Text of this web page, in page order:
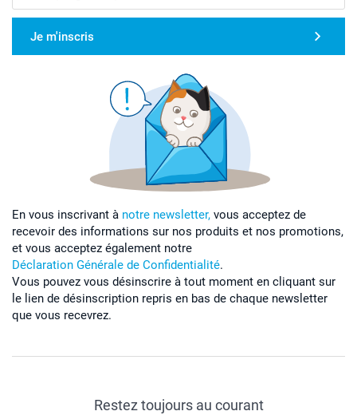
Je m'inscris
En vous inscrivant à notre newsletter, vous acceptez de
recevoir des informations sur nos produits et nos promotions,
et vous acceptez également notre
Déclaration Générale de Confidentialité.
Vous pouvez vous désinscrire à tout moment en cliquant sur
le lien de désinscription repris en bas de chaque newsletter
que vous recevrez.
Restez toujours au courant